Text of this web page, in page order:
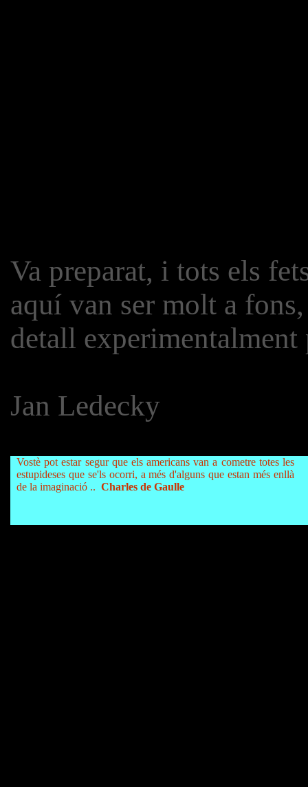
Va preparat, i tots els
aquí van ser molt a
detall experimentalment
Jan Ledecky
Vostè pot estar segur que els americans van a cometre totes les
estupideses que se'ls ocorri, a més d'alguns que estan més enllà
de la imaginació .. Charles de Gaulle